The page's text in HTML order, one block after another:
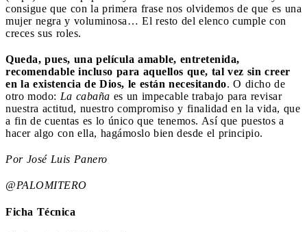
consigue que con la primera frase nos olvidemos de que es una
mujer negra y voluminosa… El resto del elenco cumple con
creces sus roles.
Queda, pues, una película amable, entretenida,
recomendable incluso para aquellos que, tal vez sin creer
en la existencia de Dios, le están necesitando. O dicho de
otro modo: La cabaña es un impecable trabajo para revisar
nuestra actitud, nuestro compromiso y finalidad en la vida, que
a fin de cuentas es lo único que tenemos. Así que puestos a
hacer algo con ella, hagámoslo bien desde el principio.
Por José Luis Panero
@PALOMITERO
Ficha Técnica